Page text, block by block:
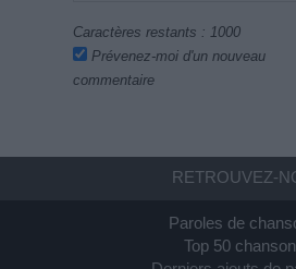
Caractères restants : 1000
Prévenez-moi d'un nouveau
commentaire
RETROUVEZ-
Paroles de
Top 50